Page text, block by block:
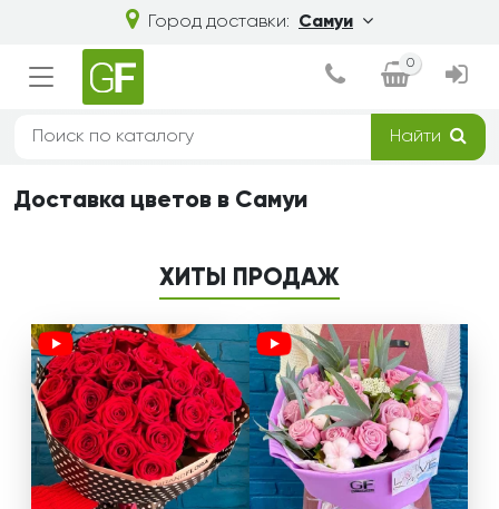
Город доставки: Самуи
0
Найти
Доставка цветов в Самуи
ХИТЫ ПРОДАЖ